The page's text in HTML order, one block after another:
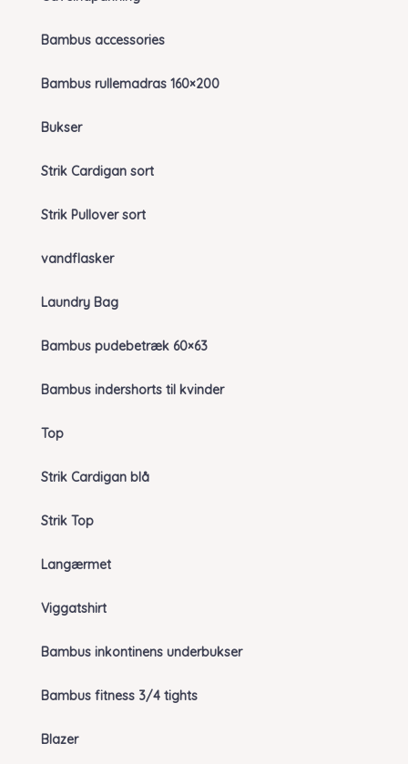
Bambus accessories
Bambus rullemadras 160×200
Bukser
Strik Cardigan sort
Strik Pullover sort
vandflasker
Laundry Bag
Bambus pudebetræk 60×63
Bambus indershorts til kvinder
Top
Strik Cardigan blå
Strik Top
Langærmet
Viggatshirt
Bambus inkontinens underbukser
Bambus fitness 3/4 tights
Blazer